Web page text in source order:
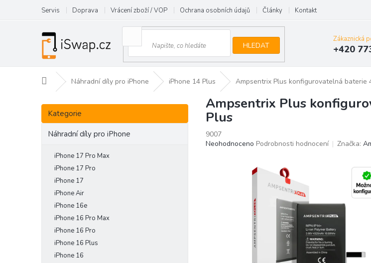
obsah
Servis Doprava Vrácení zboží / VOP Ochrana osobních údajů Články Kontakt
HLEDAT
Zákaznická
+420
Domů Náhradní díly pro iPhone iPhone 14 Plus Ampsentrix Plus konfigurovatelná baterie
P
s
Přeskočit
kategorie
Kategorie
Náhradní díly pro iPhone
iPhone 17 Pro Max
iPhone 17 Pro
iPhone 17
iPhone Air
iPhone 16e
iPhone 16 Pro Max
iPhone 16 Pro
iPhone 16 Plus
iPhone 16
Ampsentrix Plus
Plus
9007
Průměrné
Neohodnoceno Podrobnosti hodnocení Značka: